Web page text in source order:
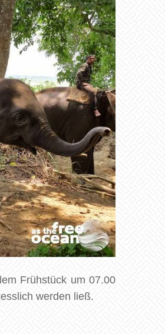
Frühstück um 07.00
werden ließ.